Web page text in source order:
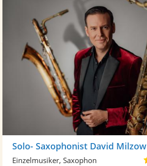
Solo- Saxophonist David Milzow
Einzelmusiker, Saxophon